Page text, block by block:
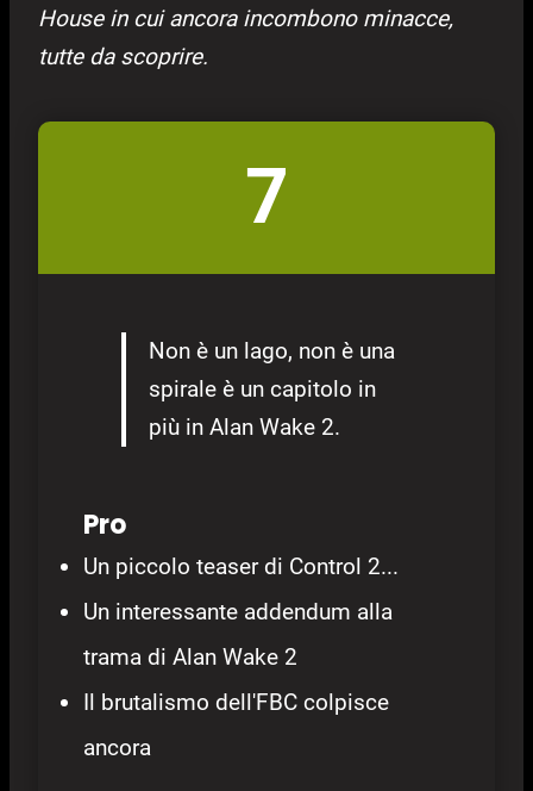
House in cui ancora incombono minacce,
tutte da scoprire.
7
Non è un lago, non è una
spirale è un capitolo in
più in Alan Wake 2.
Pro
Un piccolo teaser di Control 2...
Un interessante addendum alla
trama di Alan Wake 2
Il brutalismo dell'FBC colpisce
ancora